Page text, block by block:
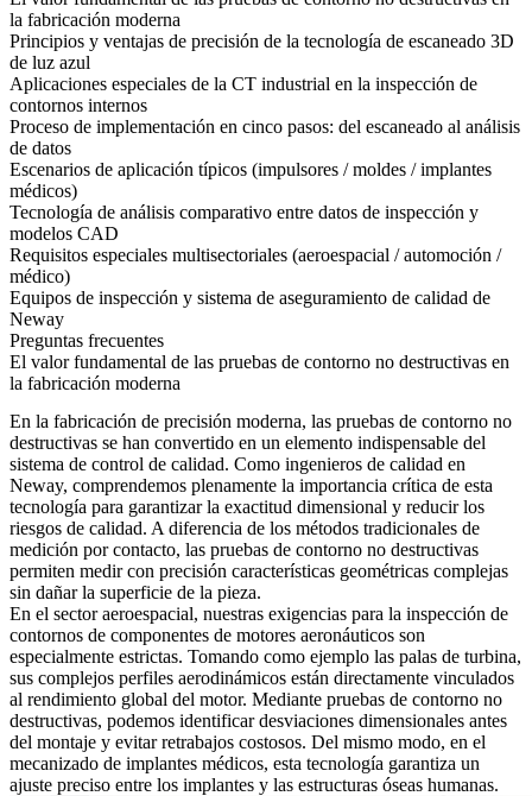
la fabricación moderna
Principios y ventajas de precisión de la tecnología de escaneado 3D
de luz azul
Aplicaciones especiales de la CT industrial en la inspección de
contornos internos
Proceso de implementación en cinco pasos: del escaneado al análisis
de datos
Escenarios de aplicación típicos (impulsores / moldes / implantes
médicos)
Tecnología de análisis comparativo entre datos de inspección y
modelos CAD
Requisitos especiales multisectoriales (aeroespacial / automoción /
médico)
Equipos de inspección y sistema de aseguramiento de calidad de
Neway
Preguntas frecuentes
El valor fundamental de las pruebas de contorno no destructivas en
la fabricación moderna
En la fabricación de precisión moderna, las pruebas de contorno no
destructivas se han convertido en un elemento indispensable del
sistema de control de calidad. Como ingenieros de calidad en
Neway, comprendemos plenamente la importancia crítica de esta
tecnología para garantizar la exactitud dimensional y reducir los
riesgos de calidad. A diferencia de los métodos tradicionales de
medición por contacto, las pruebas de contorno no destructivas
permiten medir con precisión características geométricas complejas
sin dañar la superficie de la pieza.
En el sector aeroespacial, nuestras exigencias para la inspección de
contornos de componentes de motores aeronáuticos son
especialmente estrictas. Tomando como ejemplo las palas de turbina,
sus complejos perfiles aerodinámicos están directamente vinculados
al rendimiento global del motor. Mediante pruebas de contorno no
destructivas, podemos identificar desviaciones dimensionales antes
del montaje y evitar retrabajos costosos. Del mismo modo, en el
mecanizado de implantes médicos, esta tecnología garantiza un
ajuste preciso entre los implantes y las estructuras óseas humanas.